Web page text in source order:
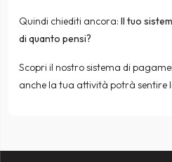
Quindi chiediti ancora: Il tuo
di quanto pensi?
Scopri il nostro sistema di
anche la tua attività potrà sentire